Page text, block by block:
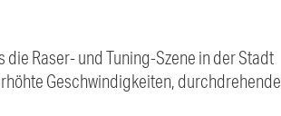
die Raser- und Tuning-Szene in der Stadt
Geschwindigkeiten, durchdrehende